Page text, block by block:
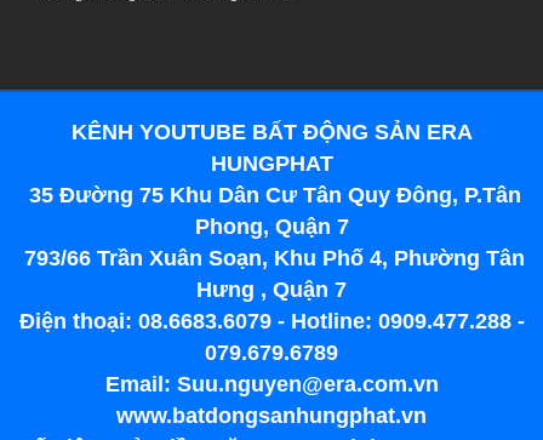
KÊNH YOUTUBE BẤT ĐỘNG SẢN ERA
HUNGPHAT
35 Đường 75 Khu Dân Cư Tân Quy Đông, P.Tân
Phong, Quận 7
793/66 Trần Xuân Soạn, Khu Phố 4, Phường Tân
Hưng , Quận 7
Điện thoại: 08.6683.6079 - Hotline: 0909.477.288 -
079.679.6789
Email: Suu.nguyen@era.com.vn
www.batdongsanhungphat.vn